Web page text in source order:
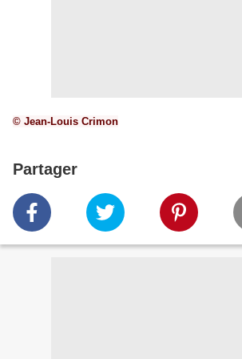
© Jean-Louis Crimon
Partager